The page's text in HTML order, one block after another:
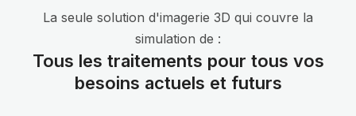
La seule solution d'imagerie 3D qui couvre la
simulation de :
Tous les traitements pour tous vos
besoins actuels et futurs